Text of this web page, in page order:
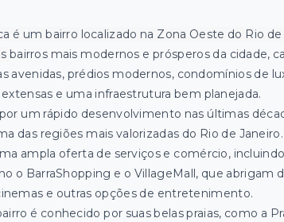
é um bairro localizado na Zona Oeste do Rio
bairros mais modernos e prósperos da cidade,
avenidas, prédios modernos, condomínios de
e uma infraestrutura bem planejada.
um rápido desenvolvimento nas últimas
das regiões mais valorizadas do Rio de Janeiro.
ampla oferta de serviços e comércio,
o BarraShopping e o VillageMall, que abrigam
e outras opções de entretenimento.
é conhecido por suas belas praias, como a